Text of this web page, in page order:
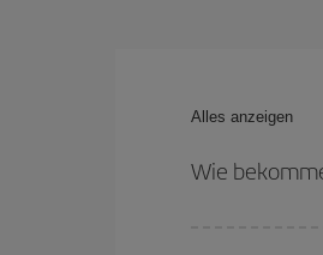
Alles anzeigen
Wie